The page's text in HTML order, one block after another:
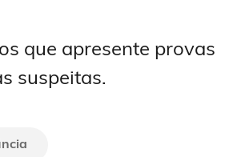
que apresente provas
suspeitas.